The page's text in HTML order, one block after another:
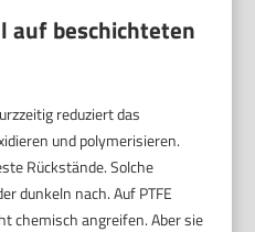
auf beschichteten
reduziert das
und polymerisieren.
Rückstände. Solche
dunkeln nach. Auf PTFE
chemisch angreifen. Aber sie